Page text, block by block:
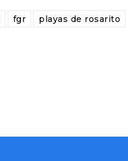
fgr playas de rosarito